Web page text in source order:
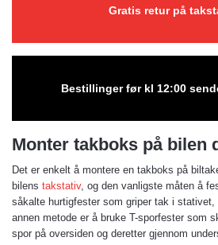
Gratis retur på
Bestillinger før kl 12:00
Monter takboks på bilen
Det er enkelt å montere en takboks på
bilens takstativ, og den vanligste måten å
såkalte hurtigfester som griper tak i stativet,
annen metode er å bruke T-sporfester som
spor på oversiden og deretter gjennom